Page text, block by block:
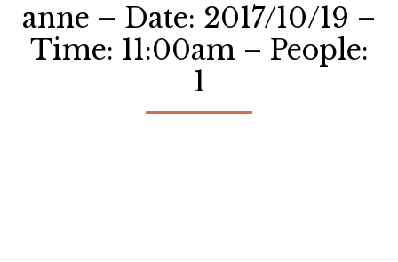
anne – Date: 2017/10/19 –
Time: 11:00am – People:
1